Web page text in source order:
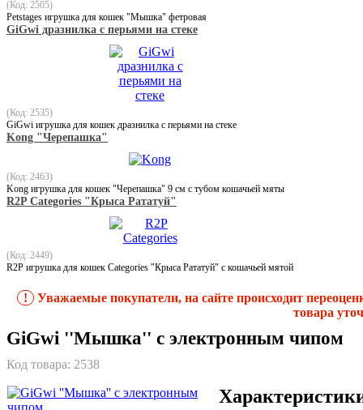
(Код: 2505)
Petstages игрушка для кошек "Мышка" фетровая
GiGwi дразнилка с перьями на стеке
(Код: 2535)
GiGwi игрушка для кошек дразнилка с перьями на стеке
Kong "Черепашка"
(Код: 2463)
Kong игрушка для кошек "Черепашка" 9 см с тубом кошачьей мяты
R2P Categories "Крыса Рататуй"
(Код: 2449)
R2P игрушка для кошек Categories "Крыса Рататуй" с кошачьей мятой
!
Уважаемые покупатели, на сайте происходит
товара
GiGwi ''Мышка'' с электронным чипом
Код товара: 2538